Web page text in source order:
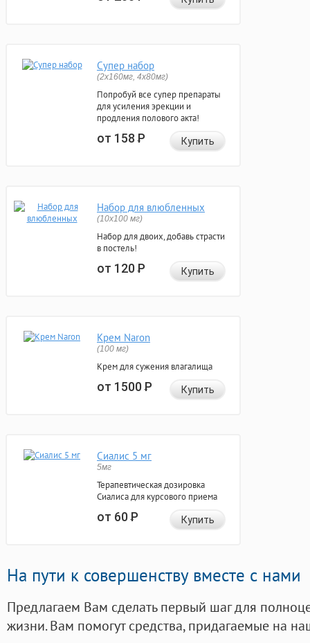
Супер набор
(2х160мг, 4х80мг)
Попробуй все супер препараты
для усиления эрекции и
продления полового акта!
от 158Р Купить
Набор для влюбленных
(10х100 мг)
Набор для двоих, добавь страсти
в постель!
от 120Р Купить
Крем Naron
(100 мг)
Крем для сужения влагалища
от 1500Р Купить
Сиалис 5 мг
5мг
Терапевтическая дозировка
Сиалиса для курсового приема
от 60Р Купить
На пути к совершенству вместе с нами
Предлагаем Вам сделать первый шаг для
жизни. Вам помогут средства, придагаемые на